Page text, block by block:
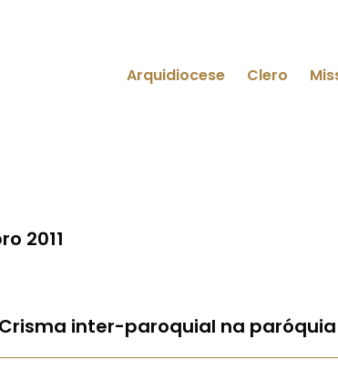
Arquidiocese Clero
2011
inter-paroquial na